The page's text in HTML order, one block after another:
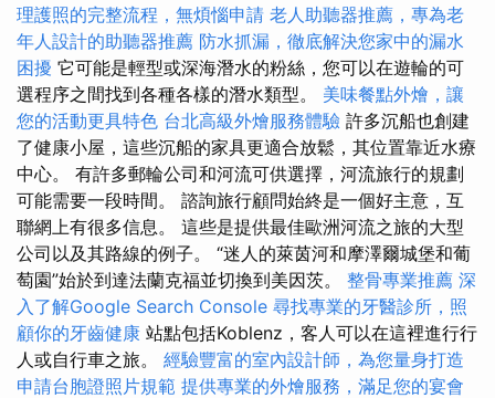
理護照的完整流程，無煩惱申請 老人助聽器推薦，專為老
年人設計的助聽器推薦 防水抓漏，徹底解決您家中的漏水
困擾 它可能是輕型或深海潛水的粉絲，您可以在遊輪的可
選程序之間找到各種各樣的潛水類型。 美味餐點外燴，讓
您的活動更具特色 台北高級外燴服務體驗 許多沉船也創建
了健康小屋，這些沉船的家具更適合放鬆，其位置靠近水療
中心。 有許多郵輪公司和河流可供選擇，河流旅行的規劃
可能需要一段時間。 諮詢旅行顧問始終是一個好主意，互
聯網上有很多信息。 這些是提供最佳歐洲河流之旅的大型
公司以及其路線的例子。 “迷人的萊茵河和摩澤爾城堡和葡
萄園”始於到達法蘭克福並切換到美因茨。 整骨專業推薦 深
入了解Google Search Console 尋找專業的牙醫診所，照
顧你的牙齒健康 站點包括Koblenz，客人可以在這裡進行行
人或自行車之旅。 經驗豐富的室內設計師，為您量身打造
申請台胞證照片規範 提供專業的外燴服務，滿足您的宴會